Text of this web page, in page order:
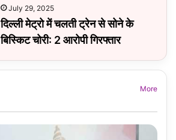
July 29, 2025
दिल्ली मेट्रो में चलती ट्रेन से सोने के
बिस्किट चोरी: 2 आरोपी गिरफ्तार
More